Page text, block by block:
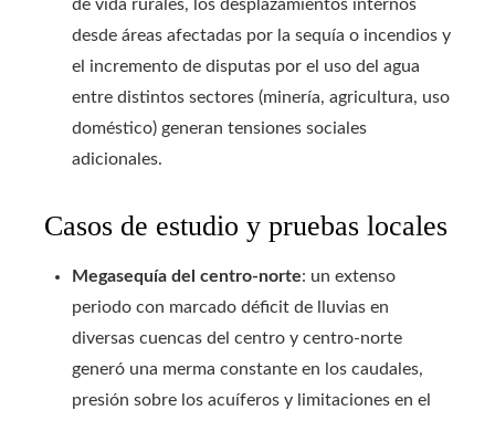
de vida rurales, los desplazamientos internos
desde áreas afectadas por la sequía o incendios y
el incremento de disputas por el uso del agua
entre distintos sectores (minería, agricultura, uso
doméstico) generan tensiones sociales
adicionales.
Casos de estudio y pruebas locales
Megasequía del centro-norte: un extenso
periodo con marcado déficit de lluvias en
diversas cuencas del centro y centro-norte
generó una merma constante en los caudales,
presión sobre los acuíferos y limitaciones en el